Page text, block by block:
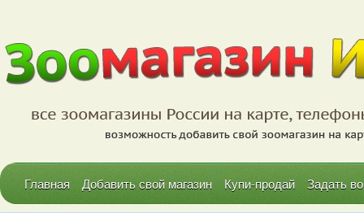
Главная Добавить свой магазин Купи-продай Задать